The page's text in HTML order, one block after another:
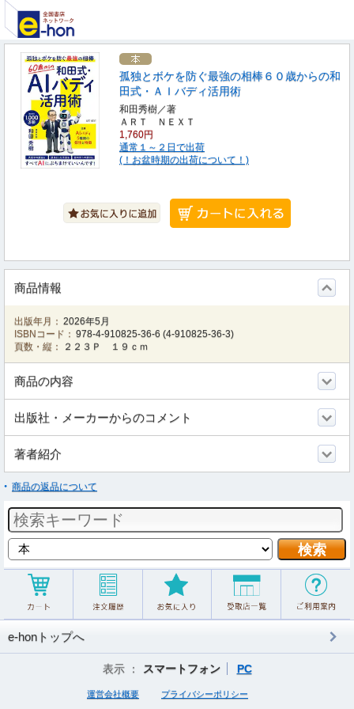
孤独とボケを防ぐ最強の相棒６０歳からの和
田式・ＡＩバディ活用術
和田秀樹／著
ＡＲＴ ＮＥＸＴ
1,760円
通常１～２日で出荷
(！お盆時期の出荷について！)
商品情報
出版年月： 2026年5月
ISBNコード： 978-4-910825-36-6 (4-910825-36-3)
頁数・縦：
２２３Ｐ １９ｃｍ
商品の内容
出版社・メーカーからのコメント
著者紹介
商品の返品について
e-honトップへ
表示 ： スマートフォン PC
運営会社概要 プライバシーポリシー